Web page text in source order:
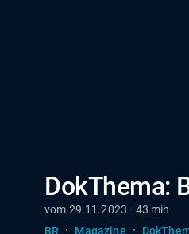
DokThema:
vom 29.11.2023 · 43 min
BR
· Magazine ·